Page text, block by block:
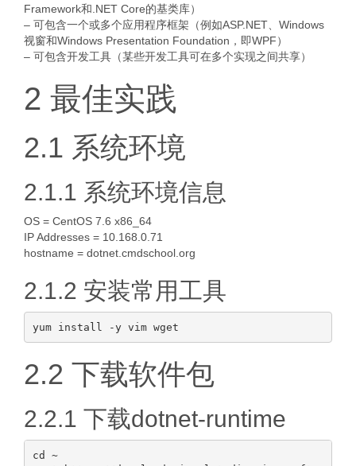
Framework和.NET Core的基类库）
– 可包含一个或多个应用程序框架（例如ASP.NET、Windows
视窗和Windows Presentation Foundation，即WPF）
– 可包含开发工具（某些开发工具可在多个实现之间共享）
2 最佳实践
2.1 系统环境
2.1.1 系统环境信息
OS = CentOS 7.6 x86_64
IP Addresses = 10.168.0.71
hostname = dotnet.cmdschool.org
2.1.2 安装常用工具
2.2 下载软件包
2.2.1 下载dotnet-runtime
cd ~